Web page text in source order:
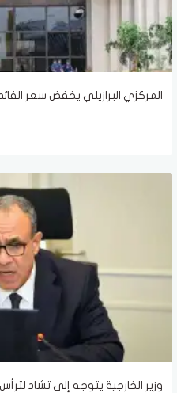
المركزي البرازيلي يخفض سعر الفائدة إلى 14% قبل
وزير الخارجية يتوجه إلى تشاد لترأس